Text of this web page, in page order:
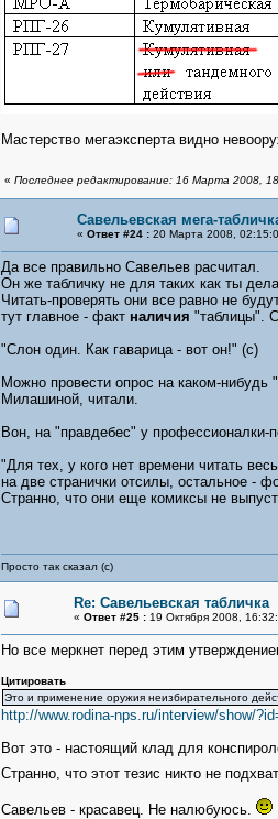
Мастерство мегаэксперта видно
« Последнее редактирование: 16 Марта 2008,
Савельевская мега-
« Ответ #24 : 20 Марта 2008,
Да все правильно Савельев расчитал.
Он же табличку не для таких как ты
Читать-проверять они все равно не
тут главное - факт наличия "таблицы".
"Слон один. Как гаварица - вот он!" (с)
Можно провести опрос на каком-
Милашиной, читали.
Вон, на "правдебес" у профессионалки-
"Для тех, у кого нет времени читать
на две странички отсилы, остальное -
Странно, что они еще комиксы не
Просто так сказал (с)
Re: Савельевская табличка
« Ответ #25 : 19 Октября 2008,
Но все меркнет перед этим
Цитировать
Это и применение оружия неизбирательного
http://www.rodina-nps.ru/interview/show/
Вот это - настоящий клад для
Странно, что этот тезис никто не
Савельев - красавец. Не налюбуюсь.